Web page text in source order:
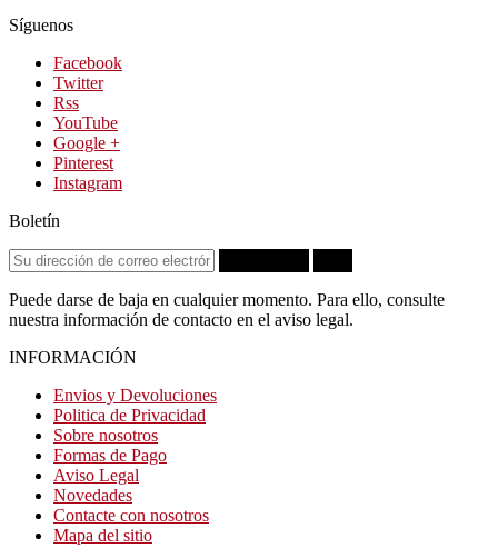
Síguenos
Facebook
Twitter
Rss
YouTube
Google +
Pinterest
Instagram
Boletín
Puede darse de baja en cualquier momento. Para ello, consulte
nuestra información de contacto en el aviso legal.
INFORMACIÓN
Envios y Devoluciones
Politica de Privacidad
Sobre nosotros
Formas de Pago
Aviso Legal
Novedades
Contacte con nosotros
Mapa del sitio